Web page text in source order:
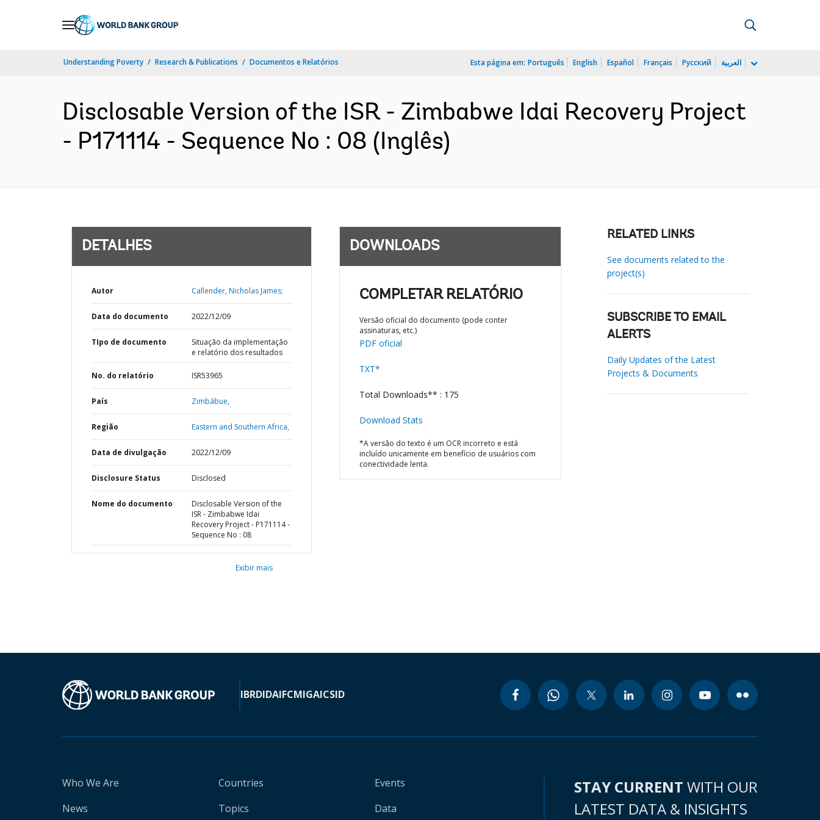
Understanding Poverty Research & Publications Documentos e Relatórios Esta página em: Português English Español Français Русский العربية
Disclosable Version of the ISR - Zimbabwe Idai Recovery Project
- P171114 - Sequence No : 08 (Inglês)
DETALHES
Autor Callender, Nicholas James;
Data do documento 2022/12/09
TIpo de documento
Situação da implementação
e relatório dos resultados
No. do relatório ISR53965
País Zimbábue,
Região Eastern and Southern Africa,
Data de divulgação 2022/12/09
Disclosure Status Disclosed
Nome do documento
Disclosable Version of the
ISR - Zimbabwe Idai
Recovery Project - P171114 -
Sequence No : 08
Exibir mais
DOWNLOADS
COMPLETAR RELATÓRIO
Versão oficial do documento (pode conter
assinaturas, etc.)
PDF oficial
TXT*
Total Downloads** : 175
Download Stats
*A versão do texto é um OCR incorreto e está
incluído unicamente em benefício de usuários com
conectividade lenta.
RELATED LINKS
See documents related to the
project(s)
SUBSCRIBE TO EMAIL
ALERTS
Daily Updates of the Latest
Projects & Documents
IBRDIDAIFCMIGAICSID
Who We Are
News
Countries
Topics
Events
Data
STAY CURRENT WITH OUR
LATEST DATA & INSIGHTS